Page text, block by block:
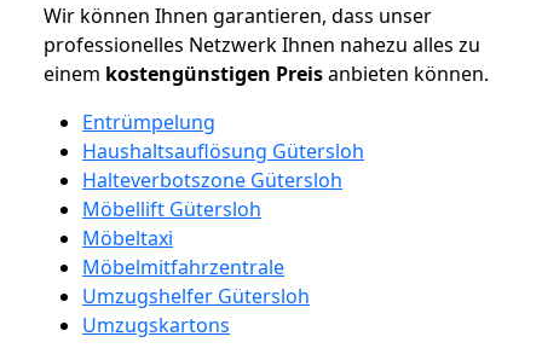
Wir können Ihnen garantieren, dass unser
professionelles Netzwerk Ihnen nahezu alles zu
einem kostengünstigen Preisanbieten können.
Entrümpelung
Haushaltsauflösung Gütersloh
Halteverbotszone Gütersloh
Möbellift Gütersloh
Möbeltaxi
Möbelmitfahrzentrale
Umzugshelfer Gütersloh
Umzugskartons